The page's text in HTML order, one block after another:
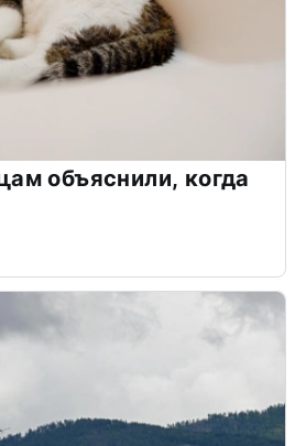
объяснили, когда